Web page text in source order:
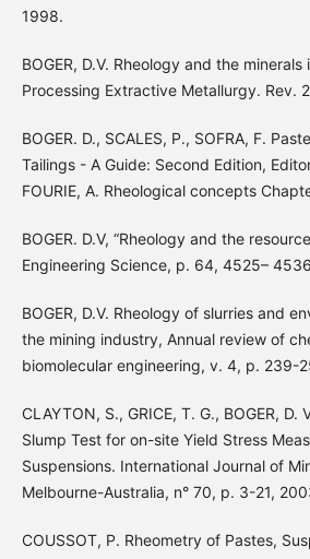
1998.
BOGER, D.V. Rheology and the
Processing Extractive Metallurgy. Rev.
BOGER. D., SCALES, P., SOFRA, F.
Tailings - A Guide: Second Edition,
FOURIE, A. Rheological concepts
BOGER. D.V, “Rheology and the
Engineering Science, p. 64, 4525–
BOGER, D.V. Rheology of slurries and
the mining industry, Annual review of
biomolecular engineering, v. 4, p. 239-
CLAYTON, S., GRICE, T. G., BOGER, D.
Slump Test for on-site Yield Stress
Suspensions. International Journal of
Melbourne-Australia, n° 70, p. 3-21,
COUSSOT, P. Rheometry of Pastes,